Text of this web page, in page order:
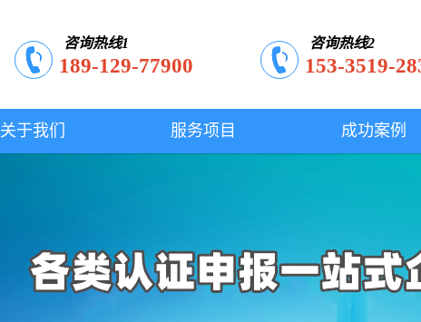
咨询热线1
189-129-77900
咨询热线2
153-3519-
关于我们 服务项目 成功案例